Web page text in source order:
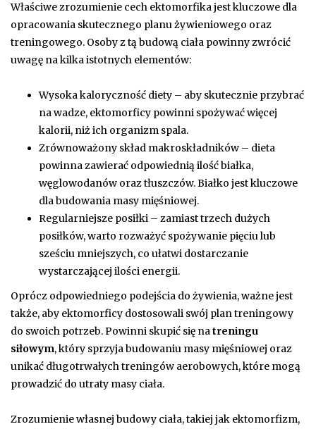
Właściwe zrozumienie cech ektomorfika jest kluczowe dla
opracowania skutecznego planu żywieniowego oraz
treningowego. Osoby z tą budową ciała powinny zwrócić
uwagę na kilka istotnych elementów:
Wysoka kaloryczność diety – aby skutecznie przybrać
na wadze, ektomorficy powinni spożywać więcej
kalorii, niż ich organizm spala.
Zrównoważony skład makroskładników – dieta
powinna zawierać odpowiednią ilość białka,
węglowodanów oraz tłuszczów. Białko jest kluczowe
dla budowania masy mięśniowej.
Regularniejsze posiłki – zamiast trzech dużych
posiłków, warto rozważyć spożywanie pięciu lub
sześciu mniejszych, co ułatwi dostarczanie
wystarczającej ilości energii.
Oprócz odpowiedniego podejścia do żywienia, ważne jest
także, aby ektomorficy dostosowali swój plan treningowy
do swoich potrzeb. Powinni skupić się natreningu
siłowym, który sprzyja budowaniu masy mięśniowej oraz
unikać długotrwałych treningów aerobowych, które mogą
prowadzić do utraty masy ciała.
Zrozumienie własnej budowy ciała, takiej jak ektomorfizm,